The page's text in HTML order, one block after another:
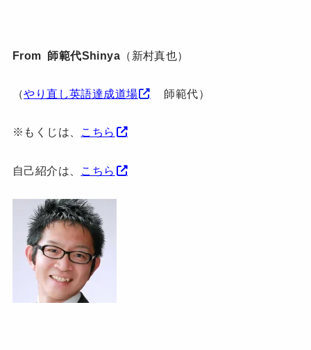
From 師範代Shinya （新村真也）
（やり直し英語達成道場 師範代）
※もくじは、 こちら
自己紹介は、 こちら